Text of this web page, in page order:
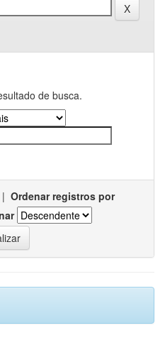
de busca.
| Ordenar registros por